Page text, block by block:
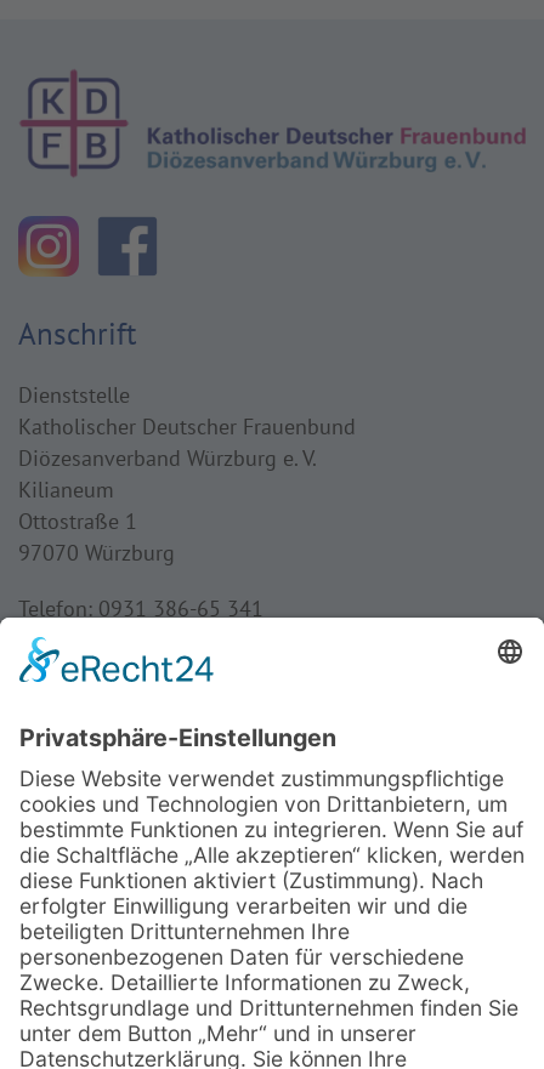
Anschrift
Dienststelle
Katholischer Deutscher Frauenbund
Diözesanverband Würzburg e. V.
Kilianeum
Ottostraße 1
97070 Würzburg
Telefon: 0931 386-65 341
Fax: 0931 386-65 349
Mail:frauenbund@bistum-wuerzburg.de
Öffnungszeiten
Dienstag bis Donnerstag:
8:30 - 16:00 Uhr
Freitag:
8:30 - 13:00 Uhr
Rechtliches:
Impressum